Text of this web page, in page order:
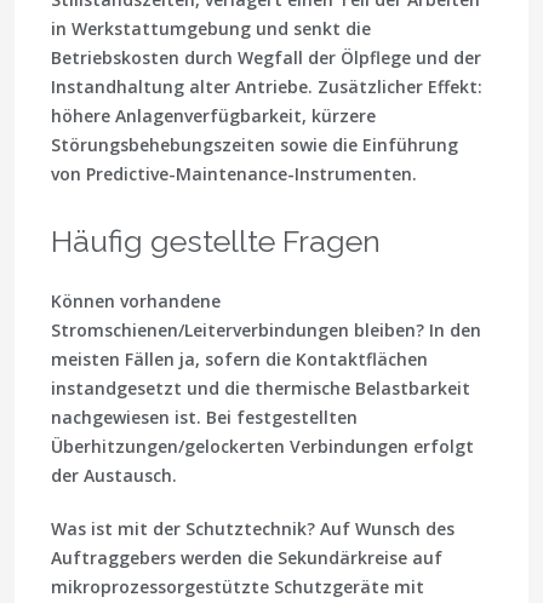
in Werkstattumgebung und senkt die
Betriebskosten durch Wegfall der Ölpflege und der
Instandhaltung alter Antriebe. Zusätzlicher Effekt:
höhere Anlagenverfügbarkeit, kürzere
Störungsbehebungszeiten sowie die Einführung
von Predictive-Maintenance-Instrumenten.
Häufig gestellte Fragen
Können vorhandene
Stromschienen/Leiterverbindungen bleiben? In den
meisten Fällen ja, sofern die Kontaktflächen
instandgesetzt und die thermische Belastbarkeit
nachgewiesen ist. Bei festgestellten
Überhitzungen/gelockerten Verbindungen erfolgt
der Austausch.
Was ist mit der Schutztechnik? Auf Wunsch des
Auftraggebers werden die Sekundärkreise auf
mikroprozessorgestützte Schutzgeräte mit